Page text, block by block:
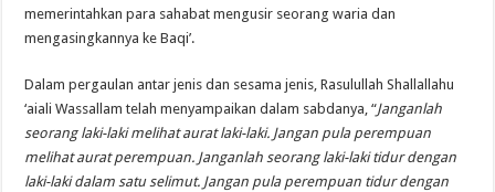
memerintahkan para sahabat mengusir seorang waria dan
mengasingkannya ke Baqi’.
Dalam pergaulan antar jenis dan sesama jenis, Rasulullah Shallallahu
‘aiali Wassallam telah menyampaikan dalam sabdanya, “Janganlah
seorang laki-laki melihat aurat laki-laki. Jangan pula perempuan
melihat aurat perempuan. Janganlah seorang laki-laki tidur dengan
laki-laki dalam satu selimut. Jangan pula perempuan tidur dengan